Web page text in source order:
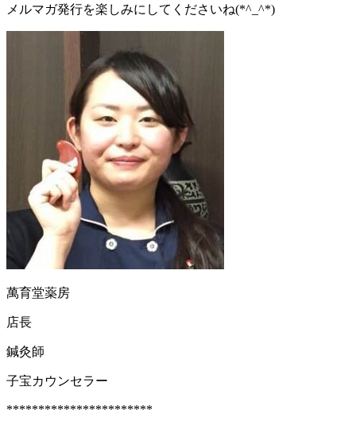
メルマガ発行を楽しみにしてくださいね(*^_^*)
萬育堂薬房
店長
鍼灸師
子宝カウンセラー
***********************